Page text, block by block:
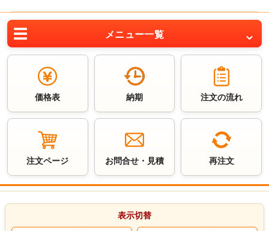
メニュー一覧
価格表 納期 注文の流れ
注文ページ お問合せ・見積 再注文